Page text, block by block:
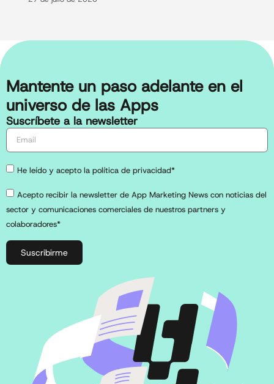
Mantente un paso adelante en el
universo de las Apps
Suscríbete a la newsletter
He leído y acepto la política de privacidad*
Acepto recibir la newsletter de App Marketing News con noticias del
sector y comunicaciones comerciales de nuestros partners y
colaboradores*
Suscribirme